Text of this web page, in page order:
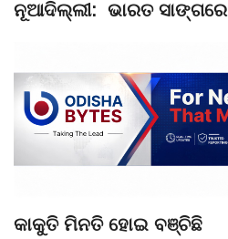
ନୂଆଦିଲ୍ଲୀ: ଭାରତ ସାଙ୍ଗରେ
କାକୁତି ମିନତି ହୋଇ ବଞ୍ଚିଛି